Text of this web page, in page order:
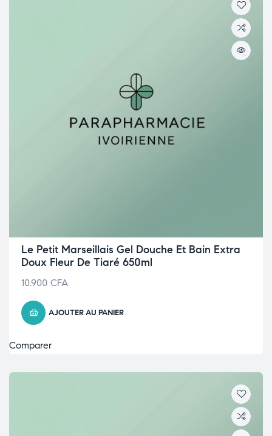
Le Petit Marseillais Gel Douche Et Bain Extra
Doux Fleur De Tiaré 650ml
10.900 CFA
AJOUTER AU PANIER
Comparer